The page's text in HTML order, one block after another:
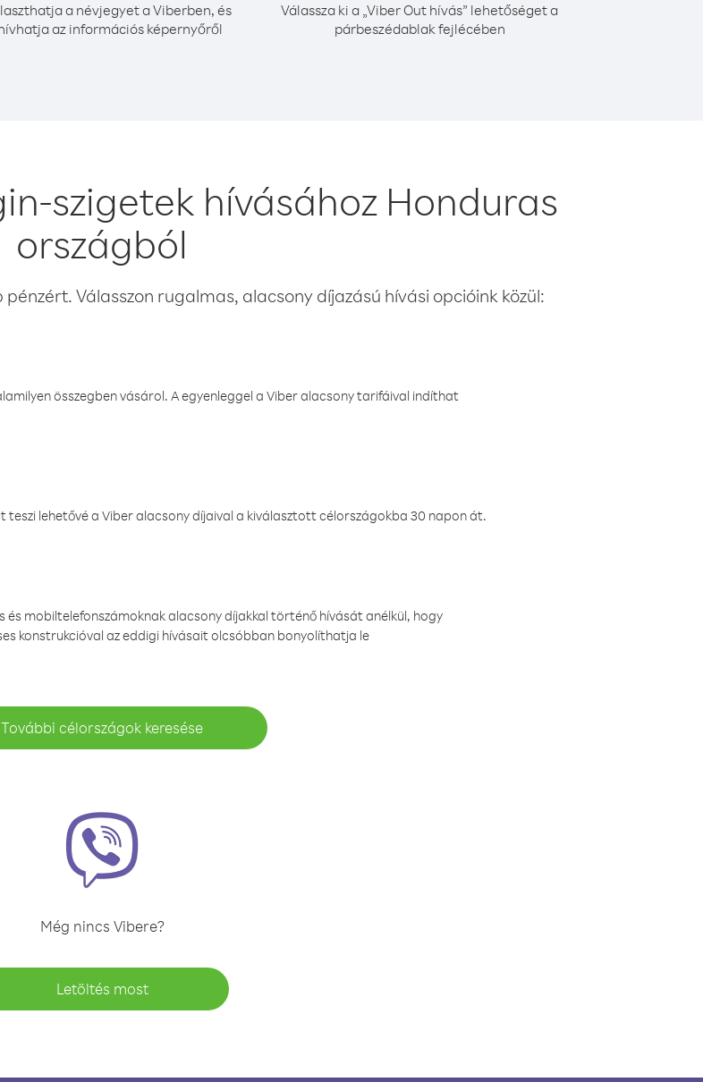
a névjegyet a Viberben, és
az információs képernyőről
Válassza ki a „Viber Out hívás” lehetőséget a
párbeszédablak fejlécében
szigetek hívásához Honduras
országból
Válasszon rugalmas, alacsony díjazású hívási opcióink közül:
összegben vásárol. A egyenleggel a Viber alacsony tarifáival indíthat
lehetővé a Viber alacsony díjaival a kiválasztott célországokba 30 napon át.
és mobiltelefonszámoknak alacsony díjakkal történő hívását anélkül, hogy
konstrukcióval az eddigi hívásait olcsóbban bonyolíthatja le
További célországok keresése
Még nincs Vibere?
Letöltés most